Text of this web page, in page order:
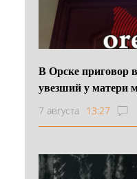
В Орске приговор
увезший у матери
7 августа 13:27